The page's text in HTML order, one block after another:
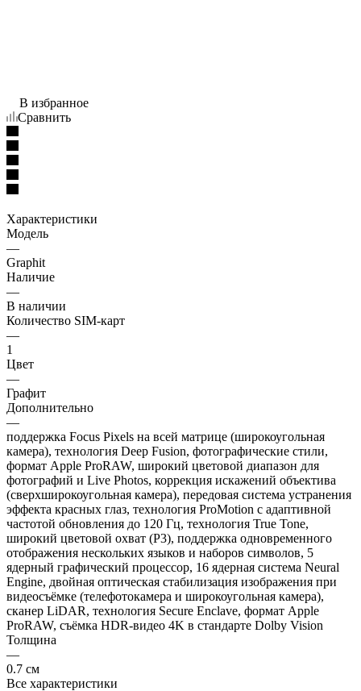
В избранное
Сравнить
Характеристики
Модель
—
Graphit
Наличие
—
В наличии
Количество SIM-карт
—
1
Цвет
—
Графит
Дополнительно
—
поддержка Focus Pixels на всей матрице (широкоугольная
камера), технология Deep Fusion, фотографические стили,
формат Apple ProRAW, широкий цветовой диапазон для
фотографий и Live Photos, коррекция искажений объектива
(сверхширокоугольная камера), передовая система устранения
эффекта красных глаз, технология ProMotion с адаптивной
частотой обновления до 120 Гц, технология True Tone,
широкий цветовой охват (P3), поддержка одновременного
отображения нескольких языков и наборов символов, 5
ядерный графический процессор, 16 ядерная система Neural
Engine, двойная оптическая стабилизация изображения при
видеосъёмке (телефотокамера и широкоугольная камера),
сканер LiDAR, технология Secure Enclave, формат Apple
ProRAW, съёмка HDR-видео 4K в стандарте Dolby Vision
Толщина
—
0.7 см
Все характеристики